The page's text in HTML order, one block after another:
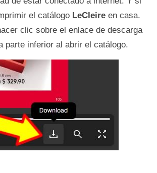
el catálogo LeCleire en casa.
clic sobre el enlace de descarga
parte inferior al abrir el catálogo.